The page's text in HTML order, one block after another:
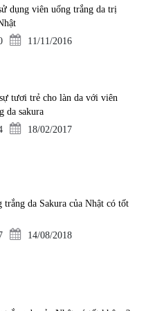
dụng viên uống trắng da trị
11/11/2016
tươi trẻ cho làn da với viên
da sakura
18/02/2017
trắng da Sakura của Nhật có tốt
14/08/2018